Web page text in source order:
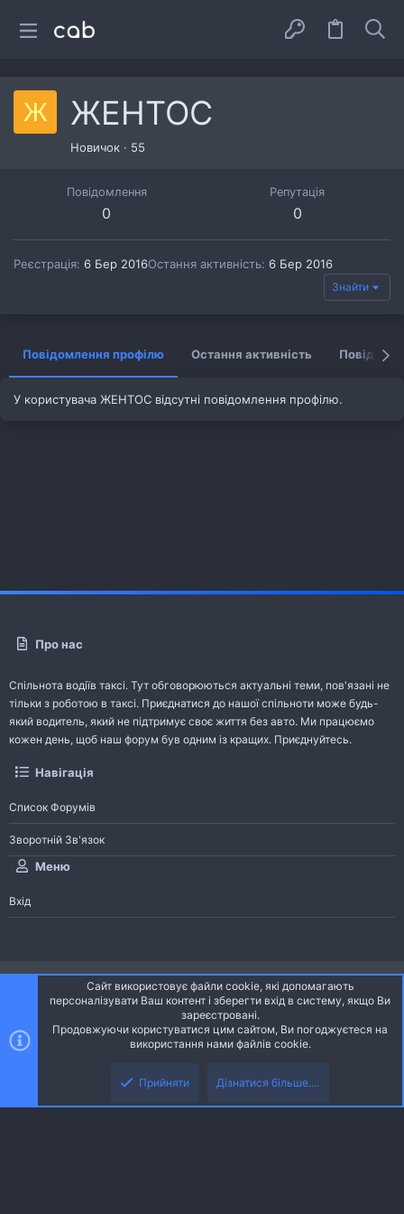
Ж ЖЕНТОС
Новичок · 55
Повідомлення
0
Репутація
0
Реєстрація 6 Бер 2016Остання активність 6 Бер 2016
Знайти
Повідомлення профілю Остання активність
У користувача ЖЕНТОС відсутні повідомлення профілю.
Про нас
Спільнота водіїв таксі. Тут обговорюються актуальні теми, пов'язані не
тільки з роботою в таксі. Приєднатися до нашої спільноти може будь-
який водитель, який не підтримує своє життя без авто. Ми працюємо
кожен день, щоб наш форум був одним із кращих. Приєднуйтесь.
Навігація
Список Форумів
Зворотній Зв'язок
Меню
Вхід
Ніч
Українська (UA)
S
Community platform by XenForo® © 2010-2026 XenForo Ltd.
Community platform by XenForo © 2010-2022 XenForo Ltd. | dev: Pages
Сайт використовує файли cookie, які допомагають
персоналізувати Ваш контент і зберегти вхід в систему, якщо Ви
зареєстровані.
Продовжуючи користуватися цим сайтом, Ви погоджуєтеся на
використання нами файлів cookie.
Прийняти Дізнатися більше....